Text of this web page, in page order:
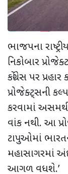
ભાજપના
નિકોબાર
કોંગ્રેસ પર પ્રહાર
પ્રોજેક્ટ્સની
કરવામાં
વાંક નથી. આ
ટાપુઓમાં
મહાસાગરમાં
આગળ વધશે.’